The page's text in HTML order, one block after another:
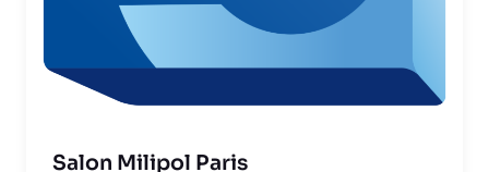
Salon Milipol Paris